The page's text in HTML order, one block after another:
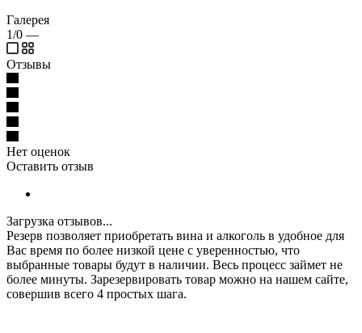
Галерея
1/0 —
Отзывы
Нет оценок
Оставить отзыв
Загрузка отзывов...
Резерв позволяет приобретать вина и алкоголь в удобное для
Вас время по более низкой цене с уверенностью, что
выбранные товары будут в наличии. Весь процесс займет не
более минуты. Зарезервировать товар можно на нашем сайте,
совершив всего 4 простых шага.